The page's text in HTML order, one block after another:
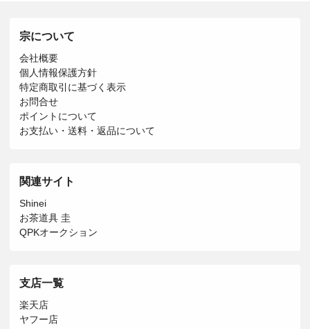
宗について
会社概要
個人情報保護方針
特定商取引に基づく表示
お問合せ
ポイントについて
お支払い・送料・返品について
関連サイト
Shinei
お茶道具 圭
QPKオークション
支店一覧
楽天店
ヤフー店